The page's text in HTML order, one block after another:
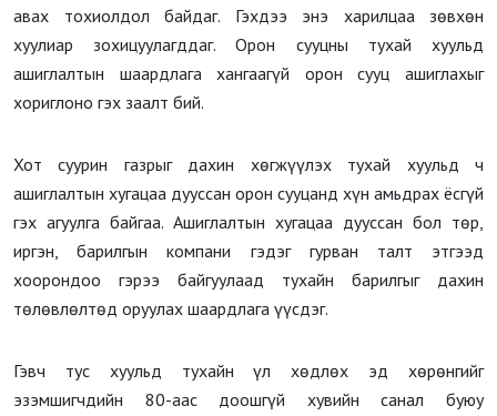
авах тохиолдол байдаг. Гэхдээ энэ харилцаа зөвхөн
хуулиар зохицуулагддаг. Орон сууцны тухай хуульд
ашиглалтын шаардлага хангаагүй орон сууц ашиглахыг
хориглоно гэх заалт бий.
Хот суурин газрыг дахин хөгжүүлэх тухай хуульд ч
ашиглалтын хугацаа дууссан орон сууцанд хүн амьдрах ёсгүй
гэх агуулга байгаа. Ашиглалтын хугацаа дууссан бол төр,
иргэн, барилгын компани гэдэг гурван талт этгээд
хоорондоо гэрээ байгуулаад тухайн барилгыг дахин
төлөвлөлтөд оруулах шаардлага үүсдэг.
Гэвч тус хуульд тухайн үл хөдлөх эд хөрөнгийг
эзэмшигчдийн 80-аас доошгүй хувийн санал буюу